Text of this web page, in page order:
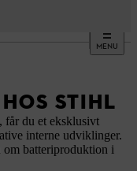
MENU
STIHL
får du et eksklusivt
interne udviklinger.
batteriproduktion i